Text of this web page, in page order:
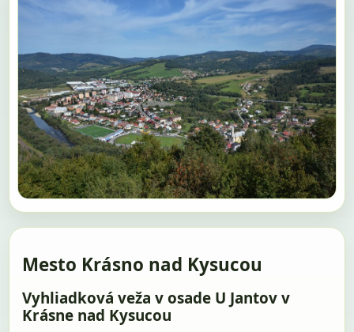
Mesto Krásno nad Kysucou
Vyhliadková veža v osade U Jantov v
Krásne nad Kysucou